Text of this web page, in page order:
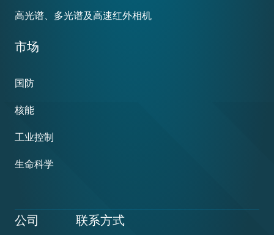
高光谱、多光谱及高速红外相机
市场
国防
核能
工业控制
生命科学
公司 联系方式